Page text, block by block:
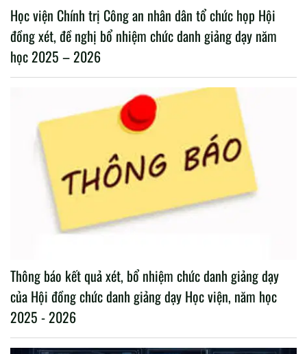
Học viện Chính trị Công an nhân dân tổ chức họp Hội
đồng xét, đề nghị bổ nhiệm chức danh giảng dạy năm
học 2025 – 2026
Thông báo kết quả xét, bổ nhiệm chức danh giảng dạy
của Hội đồng chức danh giảng dạy Học viện, năm học
2025 - 2026